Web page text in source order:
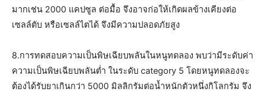
มากเช่น 2000 แคปซูล ต่อมื้อ จึงอาจก่อให้เกิดผลข้างเคียงต่อ
เซลล์ตับ หรือเซลล์ไตได้ จึงมีความปลอดภัยสูง
8.การทดสอบความเป็นพิษเฉียบพลันในหนูทดลอง พบว่ามีระดับค่า
ความเป็นพิษเฉียบพลันต่ำ ในระดับ category 5 โดยหนูทดลองจะ
ต้องได้รับยาเกินกว่า 5000 มิลลิกรัมต่อน้ำหนักตัวหนึ่งกิโลกรัม จึง